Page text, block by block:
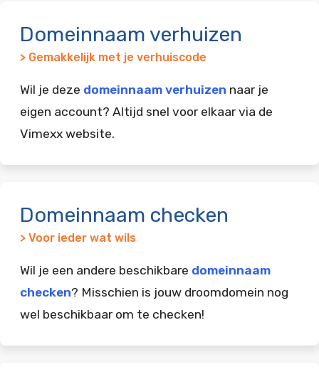
Domeinnaam verhuizen
> Gemakkelijk met je verhuiscode
Wil je deze domeinnaam verhuizen naar je
eigen account? Altijd snel voor elkaar via de
Vimexx website.
Domeinnaam checken
> Voor ieder wat wils
Wil je een andere beschikbare domeinnaam
checken? Misschien is jouw droomdomein nog
wel beschikbaar om te checken!